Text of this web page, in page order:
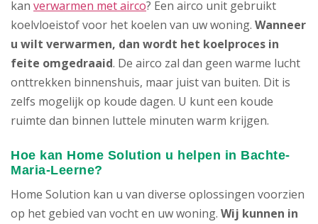
kan verwarmen met airco? Een airco unit gebruikt
koelvloeistof voor het koelen van uw woning. Wanneer
u wilt verwarmen, dan wordt het koelproces in
feite omgedraaid. De airco zal dan geen warme lucht
onttrekken binnenshuis, maar juist van buiten. Dit is
zelfs mogelijk op koude dagen. U kunt een koude
ruimte dan binnen luttele minuten warm krijgen.
Hoe kan Home Solution u helpen in Bachte-
Maria-Leerne?
Home Solution kan u van diverse oplossingen voorzien
op het gebied van vocht en uw woning. Wij kunnen in